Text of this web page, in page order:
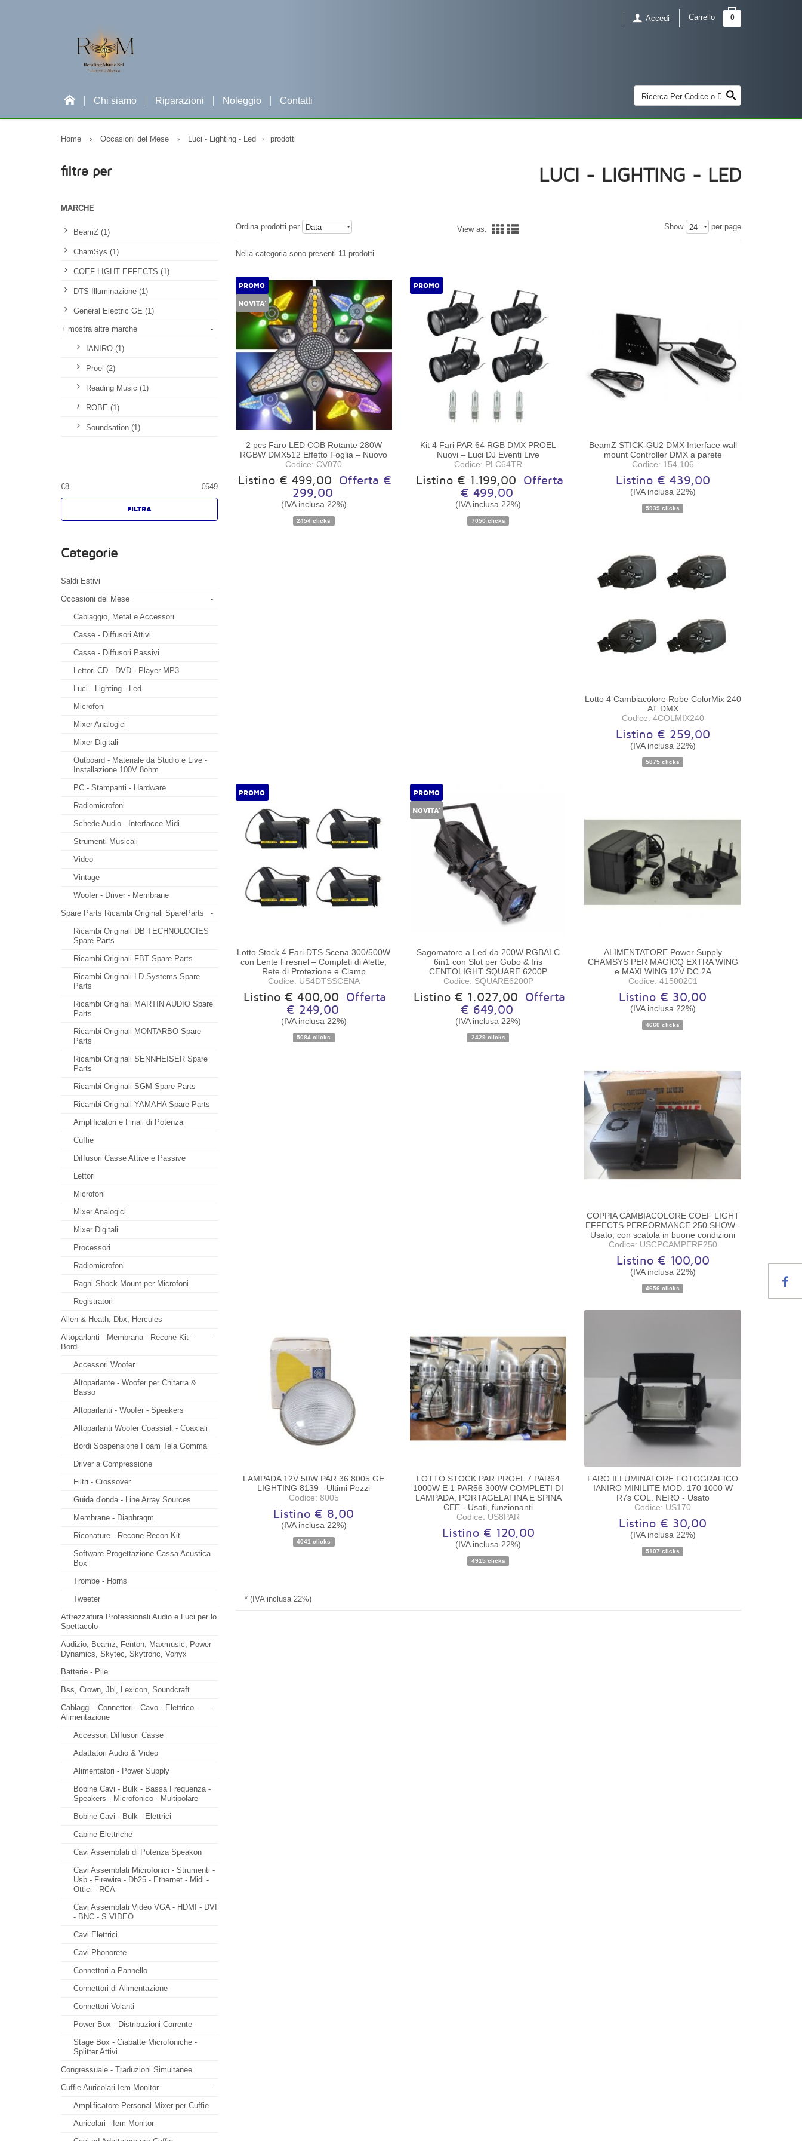
Accedi Carrello 0
Chi siamo Riparazioni Noleggio Contatti
Per qualsiasi informazione clicca e contattaci su WHATSAPP
Home › Occasioni del Mese › Luci - Lighting - Led › prodotti
filtra per
MARCHE
BeamZ (1)
ChamSys (1)
COEF LIGHT EFFECTS (1)
DTS Illuminazione (1)
General Electric GE (1)
-
+ mostra altre marche
IANIRO (1)
Proel (2)
Reading Music (1)
ROBE (1)
Soundsation (1)
€8 €649
Categorie
Saldi Estivi
-
Occasioni del Mese
Cablaggio, Metal e Accessori
Casse - Diffusori Attivi
Casse - Diffusori Passivi
Lettori CD - DVD - Player MP3
Luci - Lighting - Led
Microfoni
Mixer Analogici
Mixer Digitali
Outboard - Materiale da Studio e Live -
Installazione 100V 8ohm
PC - Stampanti - Hardware
Radiomicrofoni
Schede Audio - Interfacce Midi
Strumenti Musicali
Video
Vintage
Woofer - Driver - Membrane
-
Spare Parts Ricambi Originali SpareParts
Ricambi Originali DB TECHNOLOGIES
Spare Parts
Ricambi Originali FBT Spare Parts
Ricambi Originali LD Systems Spare
Parts
Ricambi Originali MARTIN AUDIO Spare
Parts
Ricambi Originali MONTARBO Spare
Parts
Ricambi Originali SENNHEISER Spare
Parts
Ricambi Originali SGM Spare Parts
Ricambi Originali YAMAHA Spare Parts
Amplificatori e Finali di Potenza
Cuffie
Diffusori Casse Attive e Passive
Lettori
Microfoni
Mixer Analogici
Mixer Digitali
Processori
Radiomicrofoni
Ragni Shock Mount per Microfoni
Registratori
Allen & Heath, Dbx, Hercules
-
Altoparlanti - Membrana - Recone Kit -
Bordi
Accessori Woofer
Altoparlante - Woofer per Chitarra &
Basso
Altoparlanti - Woofer - Speakers
Altoparlanti Woofer Coassiali - Coaxiali
Bordi Sospensione Foam Tela Gomma
Driver a Compressione
Filtri - Crossover
Guida d'onda - Line Array Sources
Membrane - Diaphragm
Riconature - Recone Recon Kit
Software Progettazione Cassa Acustica
Box
Trombe - Horns
Tweeter
Attrezzatura Professionali Audio e Luci per lo
Spettacolo
Audizio, Beamz, Fenton, Maxmusic, Power
Dynamics, Skytec, Skytronc, Vonyx
Batterie - Pile
Bss, Crown, Jbl, Lexicon, Soundcraft
-
Cablaggi - Connettori - Cavo - Elettrico -
Alimentazione
Accessori Diffusori Casse
Adattatori Audio & Video
Alimentatori - Power Supply
Bobine Cavi - Bulk - Bassa Frequenza -
Speakers - Microfonico - Multipolare
Bobine Cavi - Bulk - Elettrici
Cabine Elettriche
Cavi Assemblati di Potenza Speakon
Cavi Assemblati Microfonici - Strumenti -
Usb - Firewire - Db25 - Ethernet - Midi -
Ottici - RCA
Cavi Assemblati Video VGA - HDMI - DVI
- BNC - S VIDEO
Cavi Elettrici
Cavi Phonorete
Connettori a Pannello
Connettori di Alimentazione
Connettori Volanti
Power Box - Distribuzioni Corrente
Stage Box - Ciabatte Microfoniche -
Splitter Attivi
Congressuale - Traduzioni Simultanee
-
Cuffie Auricolari Iem Monitor
Amplificatore Personal Mixer per Cuffie
Auricolari - Iem Monitor
LUCI - LIGHTING - LED
Ordina prodotti per Data View as: Show 24 per page
Nella categoria sono presenti 11prodotti
PROMO
NOVITA'
Disponibilità: Disponibile
2 pcs Faro LED COB Rotante 280W
RGBW DMX512 Effetto Foglia – Nuovo
Codice: CV070
Listino € 499,00
Offerta €
299,00
(IVA inclusa 22%)
2454 clicks
PROMO
Disponibilità: Non disponibile
Kit 4 Fari PAR 64 RGB DMX PROEL
Nuovi – Luci DJ Eventi Live
Codice: PLC64TR
Listino € 1.199,00
Offerta
€ 499,00
(IVA inclusa 22%)
7050 clicks
Disponibilità:Pezzo unico
BeamZ STICK-GU2 DMX Interface wall
mount Controller DMX a parete
Codice: 154.106
Listino € 439,00
(IVA inclusa 22%)
5939 clicks
Disponibilità:Pezzo unico
Lotto 4 Cambiacolore Robe ColorMix 240
AT DMX
Codice: 4COLMIX240
Listino € 259,00
(IVA inclusa 22%)
5875 clicks
PROMO
Disponibilità:Pezzo unico
Lotto Stock 4 Fari DTS Scena 300/500W
con Lente Fresnel – Completi di Alette,
Rete di Protezione e Clamp
Codice: US4DTSSCENA
Listino € 400,00
Offerta
€ 249,00
(IVA inclusa 22%)
5084 clicks
PROMO
NOVITA'
Disponibilità:Pezzo unico
Sagomatore a Led da 200W RGBALC
6in1 con Slot per Gobo & Iris
CENTOLIGHT SQUARE 6200P
Codice: SQUARE6200P
Listino € 1.027,00
Offerta
€ 649,00
(IVA inclusa 22%)
2429 clicks
Disponibilità:Pezzo unico
ALIMENTATORE Power Supply
CHAMSYS PER MAGICQ EXTRA WING
e MAXI WING 12V DC 2A
Codice: 41500201
Listino € 30,00
(IVA inclusa 22%)
4660 clicks
Disponibilità:Pezzo unico
COPPIA CAMBIACOLORE COEF LIGHT
EFFECTS PERFORMANCE 250 SHOW -
Usato, con scatola in buone condizioni
Codice: USCPCAMPERF250
Listino € 100,00
(IVA inclusa 22%)
4656 clicks
Disponibilità:Disponibile
LAMPADA 12V 50W PAR 36 8005 GE
LIGHTING 8139 - Ultimi Pezzi
Codice: 8005
Listino € 8,00
(IVA inclusa 22%)
4041 clicks Disponibilità:Pezzo unico
LOTTO STOCK PAR PROEL 7 PAR64
1000W E 1 PAR56 300W COMPLETI DI
LAMPADA, PORTAGELATINA E SPINA
CEE - Usati, funzionanti
Codice: US8PAR
Listino € 120,00
(IVA inclusa 22%)
4915 clicks
Disponibilità:Pezzo unico
FARO ILLUMINATORE FOTOGRAFICO
IANIRO MINILITE MOD. 170 1000 W
R7s COL. NERO - Usato
Codice: US170
Listino € 30,00
(IVA inclusa 22%)
5107 clicks
* (IVA inclusa 22%)